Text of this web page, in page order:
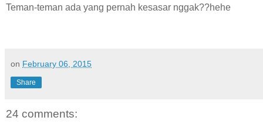
Teman-teman ada yang pernah kesasar nggak??hehe
on February 06, 2015
Share
24 comments: